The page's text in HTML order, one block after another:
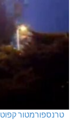
טרנספורמטור קפוט